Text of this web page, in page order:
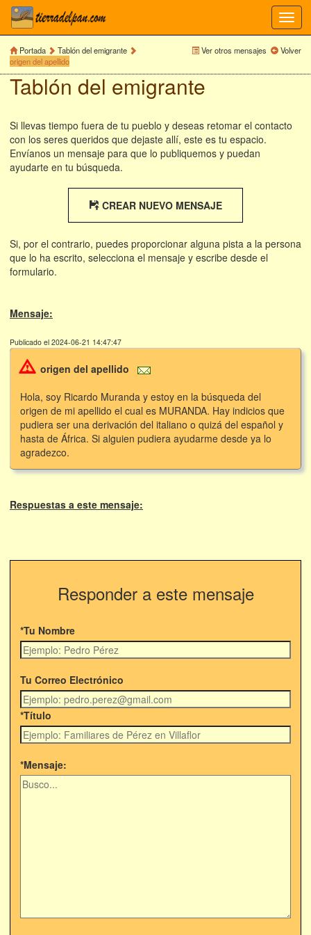
Portada
Tablón del emigrante
origen del apellido
Ver otros mensajes Volver
Tablón del emigrante
Si llevas tiempo fuera de tu pueblo y deseas retomar el contacto
con los seres queridos que dejaste allí, este es tu espacio.
Envíanos un mensaje para que lo publiquemos y puedan
ayudarte en tu búsqueda.
CREAR NUEVO MENSAJE
Si, por el contrario, puedes proporcionar alguna pista a la persona
que lo ha escrito, selecciona el mensaje y escribe desde el
formulario.
Mensaje:
Publicado el 2024-06-21 14:47:47
origen del apellido
Hola, soy Ricardo Muranda y estoy en la búsqueda del
origen de mi apellido el cual es MURANDA. Hay indicios que
pudiera ser una derivación del italiano o quizá del español y
hasta de África. Si alguien pudiera ayudarme desde ya lo
agradezco.
Respuestas a este mensaje:
Responder a este mensaje
*Tu Nombre
Tu Correo Electrónico
*Título
*Mensaje: